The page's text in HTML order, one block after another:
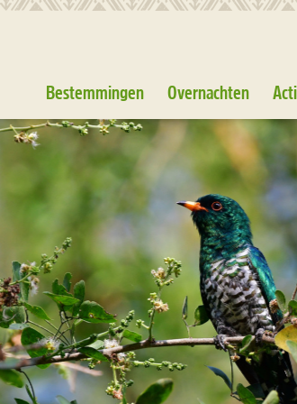
Bestemmingen Overnachten